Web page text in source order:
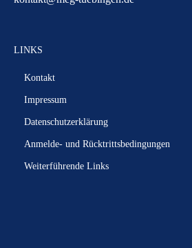
LINKS
Kontakt
Impressum
Datenschutzerklärung
Anmelde- und Rücktrittsbedingungen
Weiterführende Links